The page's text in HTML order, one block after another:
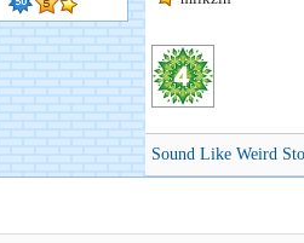
Sound Like Weird